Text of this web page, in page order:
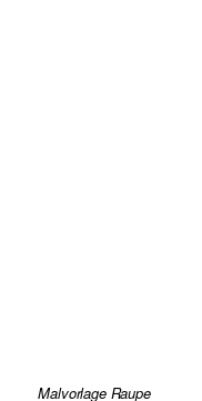
Malvorlage Raupe